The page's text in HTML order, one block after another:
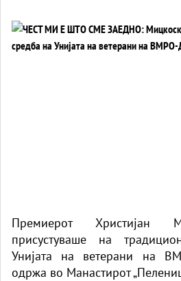
Премиерот Христијан
присустуваше на
Унијата на ветерани на
одржа во Манастирот